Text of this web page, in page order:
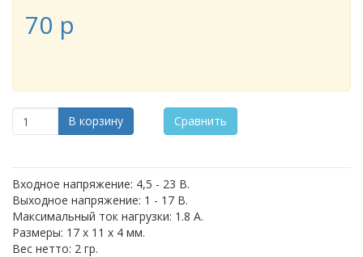
70 p
В корзину Сравнить
Входное напряжение: 4,5 - 23 В.
Выходное напряжение: 1 - 17 В.
Максимальный ток нагрузки: 1.8 А.
Размеры: 17 х 11 х 4 мм.
Вес нетто: 2 гр.